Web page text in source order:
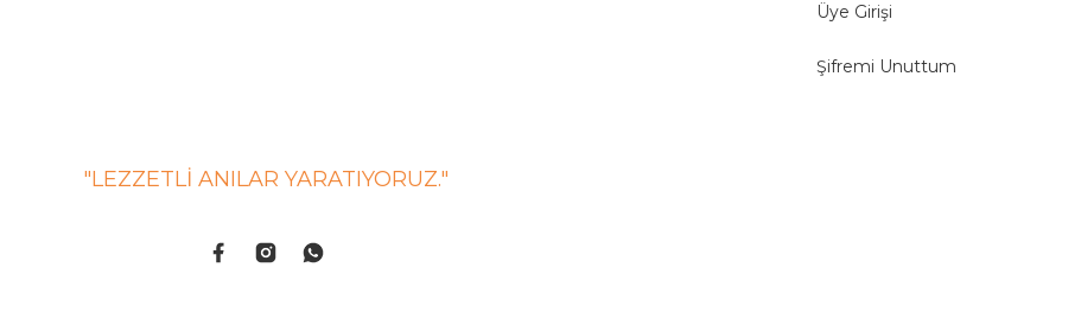
"LEZZETLİ ANILAR YARATIYORUZ."
Üye Girişi
Şifremi Unuttum